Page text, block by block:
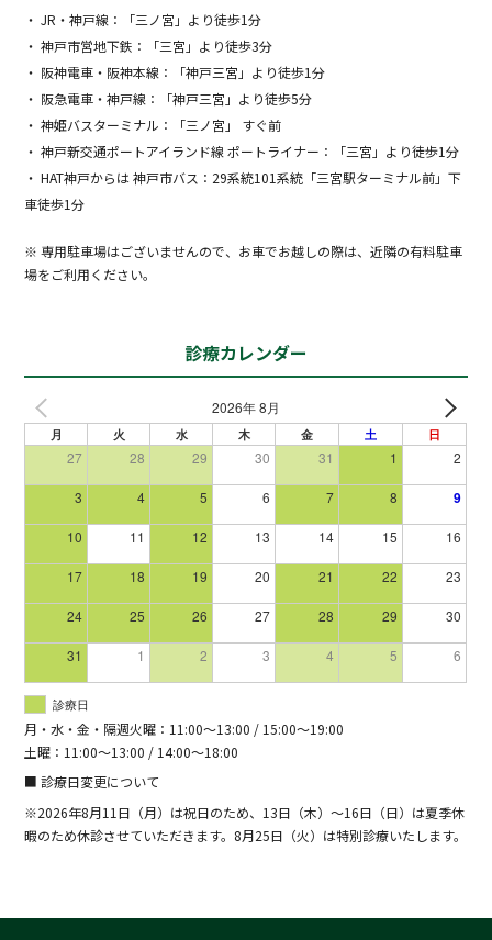
・ JR・神戸線：「三ノ宮」より徒歩1分
・ 神戸市営地下鉄：「三宮」より徒歩3分
・ 阪神電車・阪神本線：「神戸三宮」より徒歩1分
・ 阪急電車・神戸線：「神戸三宮」より徒歩5分
・ 神姫バスターミナル：「三ノ宮」 すぐ前
・ 神戸新交通ポートアイランド線 ポートライナー：「三宮」より徒歩1分
・ HAT神戸からは 神戸市バス：29系統101系統「三宮駅ターミナル前」下
車徒歩1分
※ 専用駐車場はございませんので、お車でお越しの際は、近隣の有料駐車
場をご利用ください。
診療カレンダー
2026年 8月
月 火 水 木 金 土 日
27 28 29 30 31 1 2
3 4 5 6 7 8 9
10 11 12 13 14 15 16
17 18 19 20 21 22 23
24 25 26 27 28 29 30
31 1 2 3 4 5 6
診療日
月・水・金・隔週火曜：11:00～13:00 / 15:00～19:00
土曜：11:00～13:00 / 14:00～18:00
■ 診療日変更について
※2026年8月11日（月）は祝日のため、13日（木）～16日（日）は夏季休
暇のため休診させていただきます。8月25日（火）は特別診療いたします。